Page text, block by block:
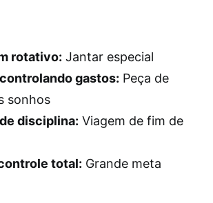
rotativo: Jantar especial
gastos: Peça de
sonhos
disciplina: Viagem de fim de
total: Grande meta